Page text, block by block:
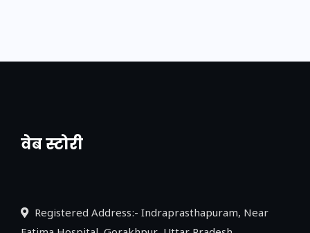
वेब स्टोरी
नया एक्सप्रेसवे: पूर्वांचल का लक, डेवलपमेंट का
Registered Address:- Indraprasthapuram, Near